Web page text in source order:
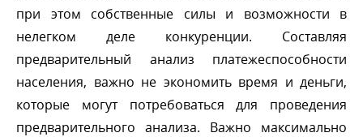
при этом собственные силы и возможности
нелегком деле конкуренции. Составляя
предварительный анализ платежеспособности
населения, важно не экономить время и деньги,
которые могут потребоваться для проведения
предварительного анализа. Важно максимально